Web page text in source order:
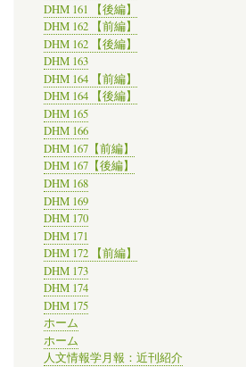
DHM 161 【後編】
DHM 162 【前編】
DHM 162 【後編】
DHM 163
DHM 164 【前編】
DHM 164 【後編】
DHM 165
DHM 166
DHM 167【前編】
DHM 167【後編】
DHM 168
DHM 169
DHM 170
DHM 171
DHM 172 【前編】
DHM 173
DHM 174
DHM 175
ホーム
ホーム
人文情報学月報：近刊紹介